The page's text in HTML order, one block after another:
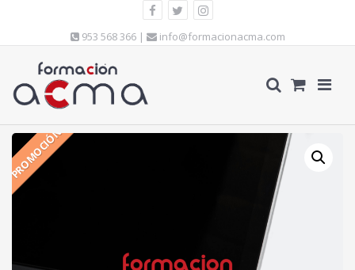
953 568 366 | info@formacionacma.com
PROMOCIÓN